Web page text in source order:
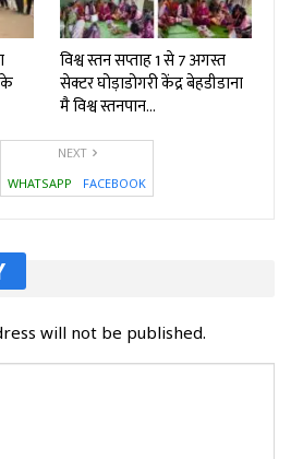
के
विश्व स्तन सप्ताह 1 से 7 अगस्त
सेक्टर घोड़ाडोगरी केंद्र बेहडीडाना
मै विश्व स्तनपान…
NEXT
WHATSAPP
FACEBOOK
will not be published.